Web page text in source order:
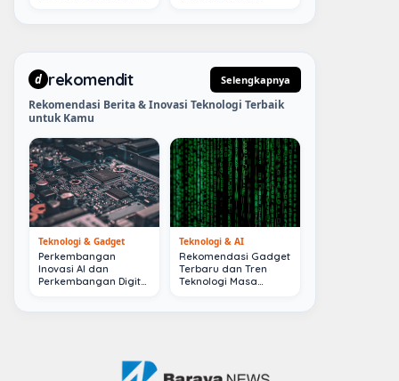
d rekomendit Selengkapnya
Rekomendasi Berita & Inovasi Teknologi Terbaik
untuk Kamu
Teknologi & Gadget
Perkembangan
Inovasi AI dan
Perkembangan Digital
Teknologi & AI
Rekomendasi Gadget
Terbaru dan Tren
Teknologi Masa